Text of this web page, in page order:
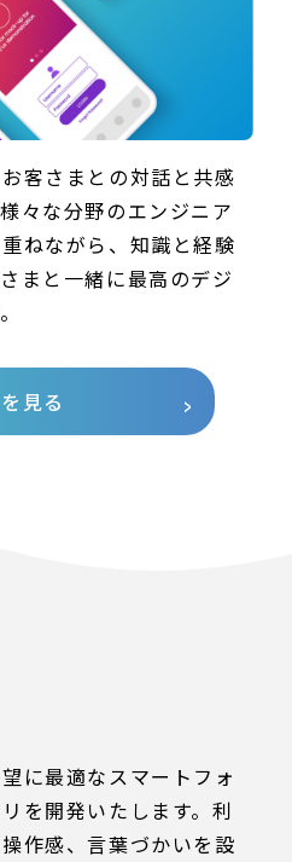
客さまとの対話と共感
々な分野のエンジニア
ねながら、知識と経験
まと一緒に最高のデジ
見る
に最適なスマートフォ
を開発いたします。利
作感、言葉づかいを設